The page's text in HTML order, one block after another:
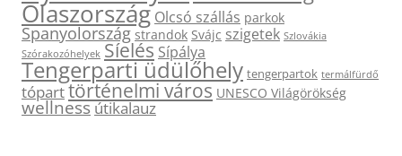
Olaszország Olcsó szállás parkok
Spanyolország strandok Svájc szigetek Szlovákia
Szórakozóhelyek Síelés Sípálya
Tengerparti üdülőhely tengerpartok termálfürdő
tóparttörténelmi város UNESCO Világörökség
wellnessútikalauz